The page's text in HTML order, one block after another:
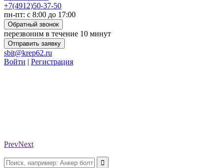
+7(4912)50-37-50
пн-пт: с 8:00 до 17:00
Обратный звонок
перезвоним в течение 10 минут
Отправить заявку
sbit@krep62.ru
Войти | Регистрация
PrevNext